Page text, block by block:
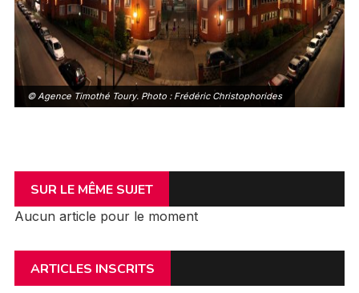
© Agence Timothé Toury. Photo : Frédéric Christophorides
SUR LE MÊME SUJET
Aucun article pour le moment
ARTICLES INSCRITS